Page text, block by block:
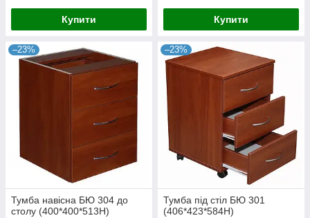
Купити Купити
–23%
Тумба навісна БЮ 304 до
столу (400*400*513Н)
–23%
Тумба під стіл БЮ 301
(406*423*584Н)